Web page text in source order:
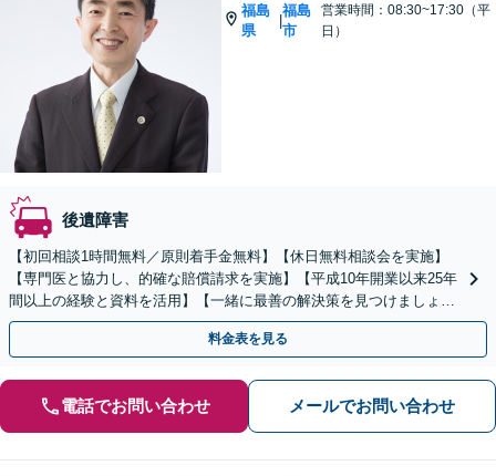
福島
県
|
福島
市
営業時間：08:30~17:30（平
日）
後遺障害
【初回相談1時間無料／原則着手金無料】【休日無料相談会を実施】
【専門医と協力し、的確な賠償請求を実施】【平成10年開業以来25年
間以上の経験と資料を活用】【一緒に最善の解決策を見つけましょ
う。】
料金表を見る
電話でお問い合わせ メールでお問い合わせ